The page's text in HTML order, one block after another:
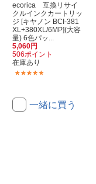
ecorica 互換リサイ
クルインクカートリッ
ジ [キヤノン BCI-381
XL+380XL/6MP](大容
量) 6色パッ...
5,060円
506ポイント
在庫あり
一緒に買う